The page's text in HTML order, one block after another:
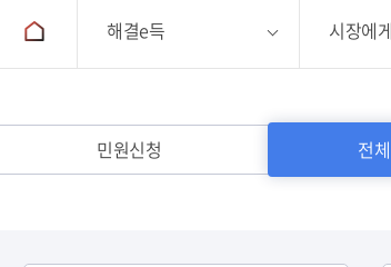
발급∙신고민원 민원편람/서식
해결e득 시장에
민원신청 전